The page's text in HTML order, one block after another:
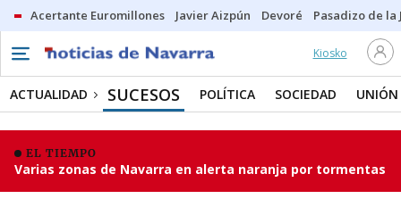
Acertante Euromillones Javier Aizpún Devoré Pasadizo de la
Kiosko
ACTUALIDAD SUCESOS POLÍTICA SOCIEDAD UNIÓN
EL TIEMPO
Varias zonas de Navarra en alerta naranja por tormentas